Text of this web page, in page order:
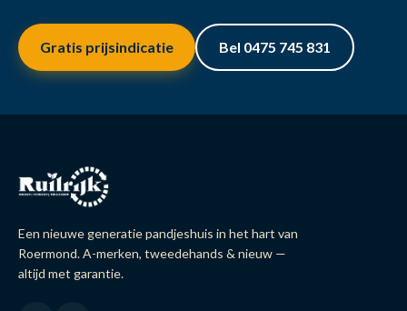
Gratis prijsindicatie Bel 0475 745 831
Een nieuwe generatie pandjeshuis in het hart van
Roermond. A-merken, tweedehands & nieuw —
altijd met garantie.